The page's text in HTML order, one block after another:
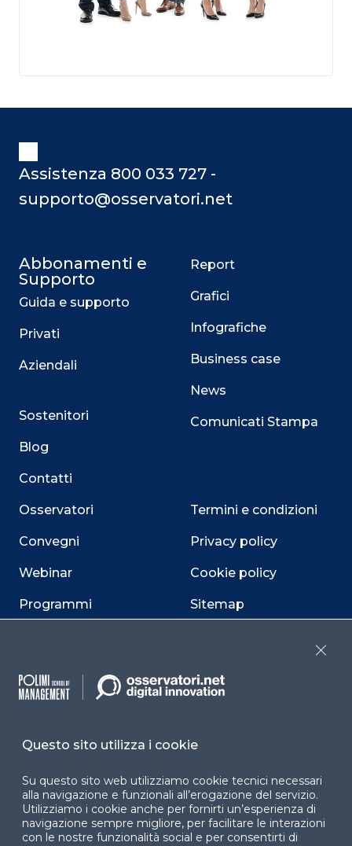
Assistenza 800 033 727 -
supporto@osservatori.net
Abbonamenti e
Supporto
Guida e supporto
Privati
Aziendali
Sostenitori
Blog
Contatti
Osservatori
Convegni
Webinar
Programmi
Report
Grafici
Infografiche
Business case
News
Comunicati Stampa
Termini e condizioni
Privacy policy
Cookie policy
Sitemap
Cookie Center
YouTube X
Questo sito utilizza i cookie
Su questo sito web utilizziamo cookie tecnici necessari
alla navigazione e funzionali all’erogazione del servizio.
Utilizziamo i cookie anche per fornirti un’esperienza di
navigazione sempre migliore, per facilitare le interazioni
con le nostre funzionalità social e per consentirti di